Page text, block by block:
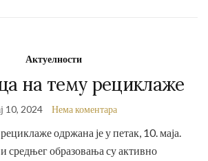
Актуелности
на тему рециклаже
10, 2024 Нема коментара
одржана је у петак, 10. маја.
средњег образовања су активно